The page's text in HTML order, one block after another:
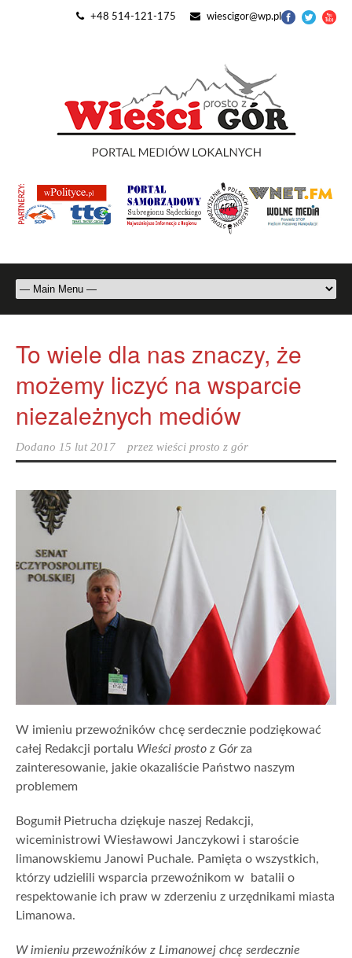
+48 514-121-175 wiescigor@wp.pl
To wiele dla nas znaczy, że
możemy liczyć na wsparcie
niezależnych mediów
Dodano 15 lut 2017 przez wieści prosto z gór
W imieniu przewoźników chcę serdecznie podziękować
całej Redakcji portalu Wieści prosto z Górza
zainteresowanie, jakie okazaliście Państwo naszym
problemem
Bogumił Pietrucha dziękuje naszej Redakcji,
wiceministrowi Wiesławowi Janczykowi i staroście
limanowskiemu Janowi Puchale. Pamięta o wszystkich,
którzy udzielili wsparcia przewoźnikom w batalii o
respektowanie ich praw w zderzeniu z urzędnikami miasta
Limanowa.
W imieniu przewoźników z Limanowej chcę serdecznie